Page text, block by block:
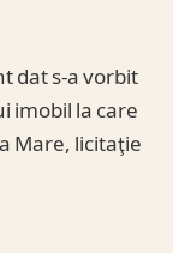
dat s-a vorbit
imobil la care
Mare, licitaţie